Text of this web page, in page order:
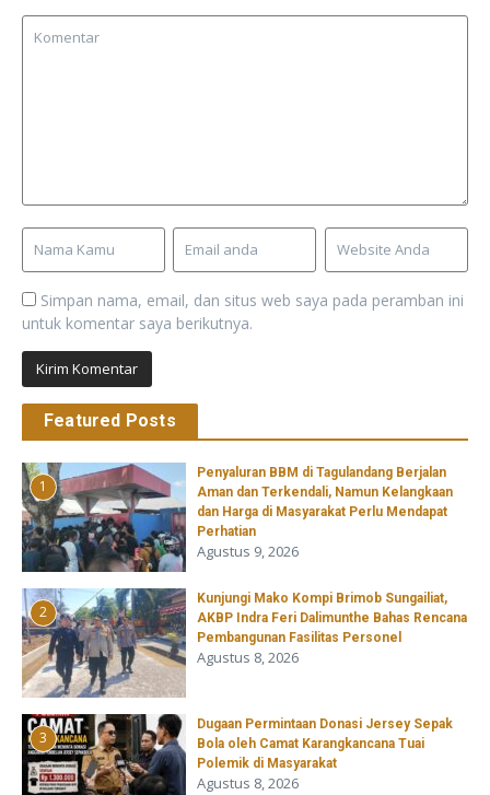
Simpan nama, email, dan situs web saya pada peramban ini
untuk komentar saya berikutnya.
Featured Posts
1
Penyaluran BBM di Tagulandang Berjalan
Aman dan Terkendali, Namun Kelangkaan
dan Harga di Masyarakat Perlu Mendapat
Perhatian
Agustus 9, 2026
2
Kunjungi Mako Kompi Brimob Sungailiat,
AKBP Indra Feri Dalimunthe Bahas Rencana
Pembangunan Fasilitas Personel
Agustus 8, 2026
3
‎Dugaan Permintaan Donasi Jersey Sepak
Bola oleh Camat Karangkancana Tuai
Polemik di Masyarakat
Agustus 8, 2026